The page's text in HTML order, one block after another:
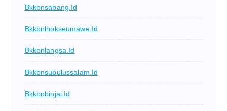
Bkkbnsabang.id
Bkkbnlhokseumawe.id
Bkkbnlangsa.id
Bkkbnsubulussalam.id
Bkkbnbinjai.id